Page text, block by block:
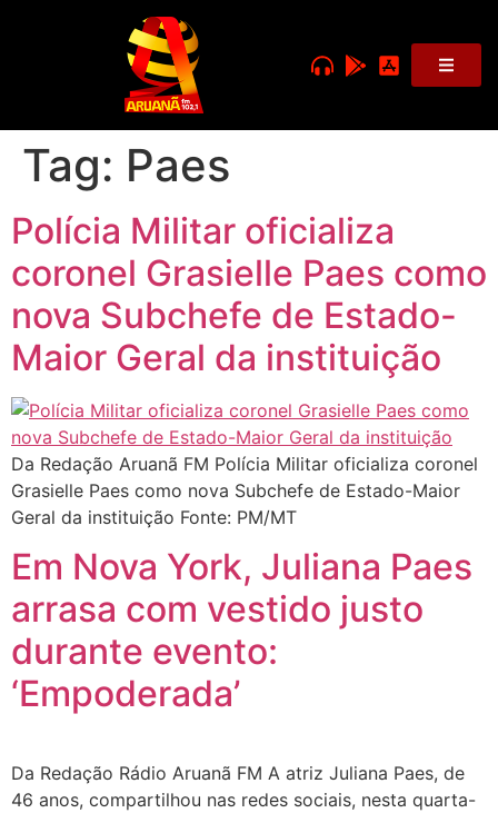
Tag: Paes
Polícia Militar oficializa
coronel Grasielle Paes como
nova Subchefe de Estado-
Maior Geral da instituição
Da Redação Aruanã FM Polícia Militar oficializa coronel
Grasielle Paes como nova Subchefe de Estado-Maior
Geral da instituição Fonte: PM/MT
Em Nova York, Juliana Paes
arrasa com vestido justo
durante evento:
‘Empoderada’
Da Redação Rádio Aruanã FM A atriz Juliana Paes, de
46 anos, compartilhou nas redes sociais, nesta quarta-